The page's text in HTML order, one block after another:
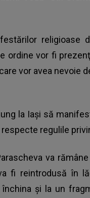
religioase
ordine vor fi
vor avea nevoie
la Iaşi să
regulile
va
fi reintrodusă în
şi la un